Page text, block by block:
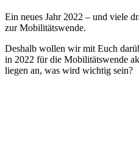
Ein neues Jahr 2022 – und viele
zur Mobilitätswende.
Deshalb wollen wir mit Euch
in 2022 für die Mobilitätswende
liegen an, was wird wichtig sein?